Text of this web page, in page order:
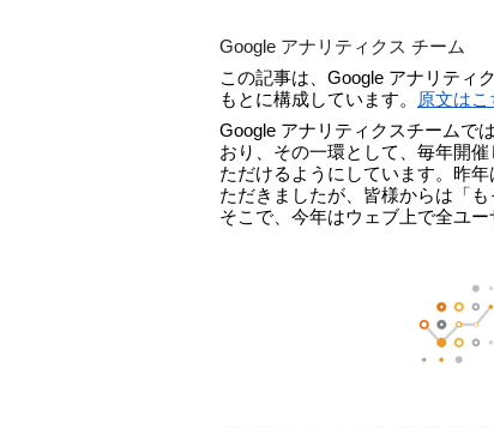
Google アナリティクス チーム
この記事は、Google アナリティ
もとに構成しています。
原文は
Google アナリティクスチームで
おり、その一環として、毎年開
ただけるようにしています。昨
ただきましたが、皆様からは「
そこで、今年はウェブ上で全ユ